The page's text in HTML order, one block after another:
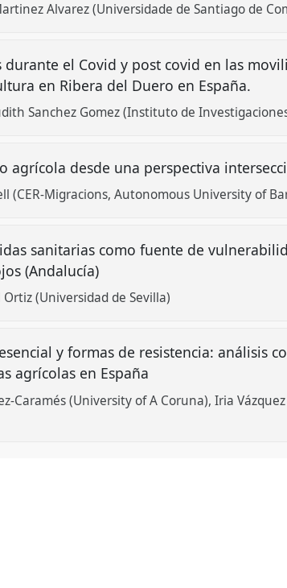
Alvarez (Universidade de Santiago de
durante el Covid y post covid en las
en Ribera del Duero en España.
Sanchez Gomez (Instituto de
agrícola desde una perspectiva
(CER-Migracions, Autonomous University of
sanitarias como fuente de
(Andalucía)
Ortiz (Universidad de Sevilla)
y formas de resistencia: análisis
agrícolas en España
Caramés (University of A Coruna) Iria